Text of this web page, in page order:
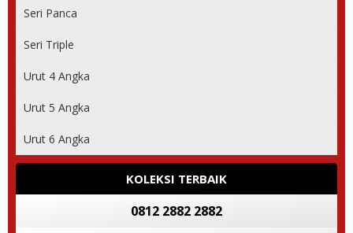
Seri Panca
Seri Triple
Urut 4 Angka
Urut 5 Angka
Urut 6 Angka
KOLEKSI TERBAIK
0812 2882 2882